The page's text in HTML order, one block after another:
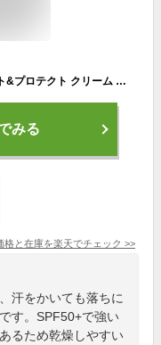
アテニア Attenir 陽断 ひだん UV50 ブライト&プロテクト クリーム SPF50+ PA++++ 60g 増量サイズ 日焼け止め 保湿 顔用 下地 乾燥対策
みる
格と在庫を楽天でチェック >>
汗をかいても落ちに
す。SPF50+で強い
るため乾燥しやすい